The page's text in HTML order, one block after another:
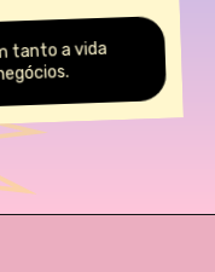
tanto a vida